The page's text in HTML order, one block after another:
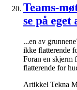
Teams-
se på
...en av
ikke flatterende
Foran en skjerm
flatterende for
Artikkel Tekna